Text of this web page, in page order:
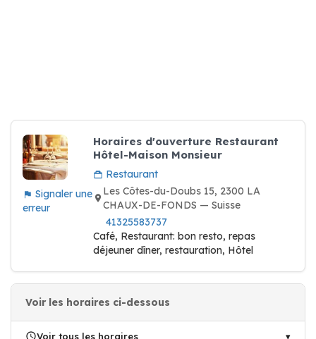
Signaler une
erreur
Horaires d'ouverture Restaurant
Hôtel-Maison Monsieur
Restaurant
Les Côtes-du-Doubs 15, 2300 LA
CHAUX-DE-FONDS — Suisse
41325583737
Café, Restaurant: bon resto, repas
déjeuner dîner, restauration, Hôtel
Voir les horaires ci-dessous
Voir tous les horaires